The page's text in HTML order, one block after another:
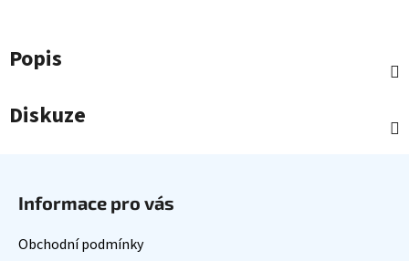
Popis
Diskuze
Informace pro vás
Obchodní podmínky